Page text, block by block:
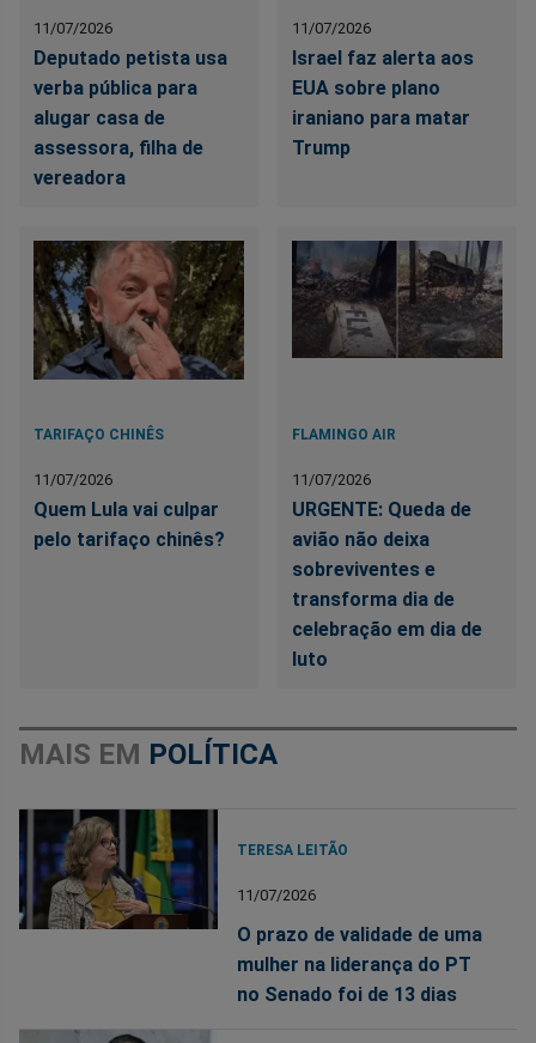
11/07/2026
Deputado petista usa
verba pública para
alugar casa de
assessora, filha de
vereadora
11/07/2026
Israel faz alerta aos
EUA sobre plano
iraniano para matar
Trump
TARIFAÇO CHINÊS
11/07/2026
Quem Lula vai culpar
pelo tarifaço chinês?
FLAMINGO AIR
11/07/2026
URGENTE: Queda de
avião não deixa
sobreviventes e
transforma dia de
celebração em dia de
luto
MAIS EM POLÍTICA
TERESA LEITÃO
11/07/2026
O prazo de validade de uma
mulher na liderança do PT
no Senado foi de 13 dias